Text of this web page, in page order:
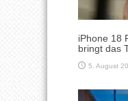
iPhone 18
bringt das
5. August